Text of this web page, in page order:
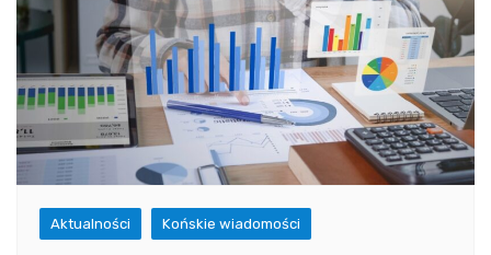
Aktualności Końskie wiadomości